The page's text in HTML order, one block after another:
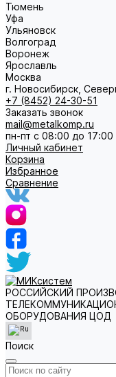
Тюмень
Уфа
Ульяновск
Волгоград
Воронеж
Ярославль
Москва
г. Новосибирск,
+7 (8452) 24-30-51
Заказать звонок
mail@metalkomp.ru
пн-пт с 08:00 до
Личный кабинет
Корзина
Избранное
Сравнение
РОССИЙСКИЙ
ОБОРУДОВАНИЯ ЦОД
Поиск